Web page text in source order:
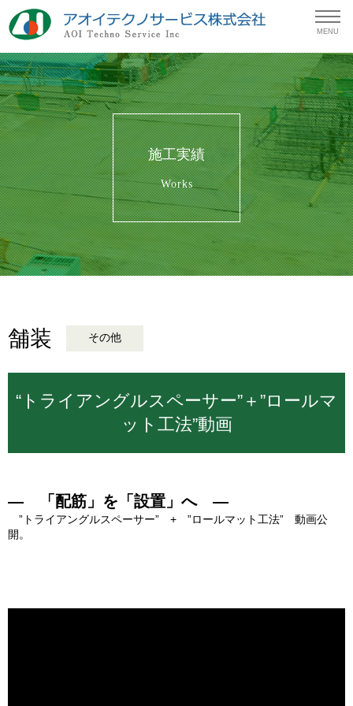
MENU
施工実績
Works
舗装 その他
“トライアングルスペーサー”＋”ロールマ
ット工法”動画
― 「配筋」を「設置」へ ―
”トライアングルスペーサー” + ”ロールマット工法” 動画公
開。